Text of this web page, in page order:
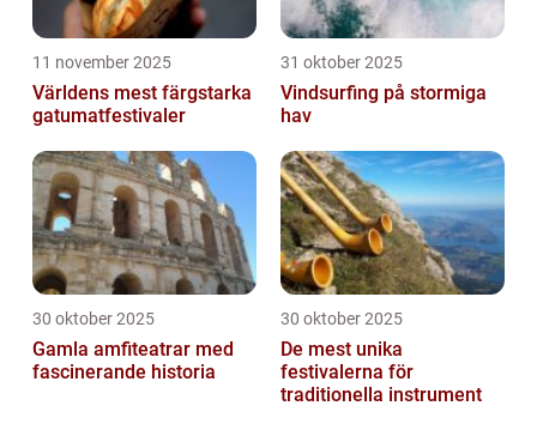
11 november 2025
Världens mest färgstarka
gatumatfestivaler
31 oktober 2025
Vindsurfing på stormiga
hav
30 oktober 2025
Gamla amfiteatrar med
fascinerande historia
30 oktober 2025
De mest unika
festivalerna för
traditionella instrument